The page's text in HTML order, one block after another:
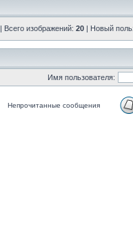
| Всего изображений: 20 | Новый
Имя пользователя:
Непрочитанные сообщения